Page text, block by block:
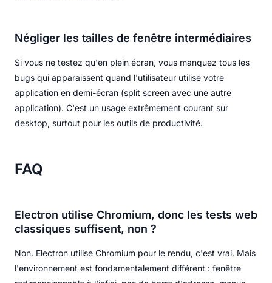
Négliger les tailles de fenêtre intermédiaires
Si vous ne testez qu'en plein écran, vous manquez tous les
bugs qui apparaissent quand l'utilisateur utilise votre
application en demi-écran (split screen avec une autre
application). C'est un usage extrêmement courant sur
desktop, surtout pour les outils de productivité.
FAQ
Electron utilise Chromium, donc les tests web
classiques suffisent, non ?
Non. Electron utilise Chromium pour le rendu, c'est vrai. Mais
l'environnement est fondamentalement différent : fenêtre